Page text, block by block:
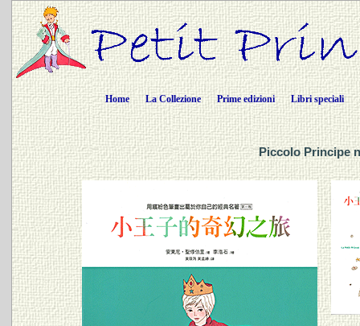
Home La Collezione Prime edizioni Libri speciali
Piccolo Principe